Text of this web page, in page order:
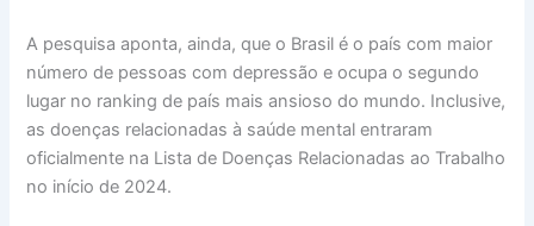
A pesquisa aponta, ainda, que o Brasil é o país com maior
número de pessoas com depressão e ocupa o segundo
lugar no ranking de país mais ansioso do mundo. Inclusive,
as doenças relacionadas à saúde mental entraram
oficialmente na Lista de Doenças Relacionadas ao Trabalho
no início de 2024.